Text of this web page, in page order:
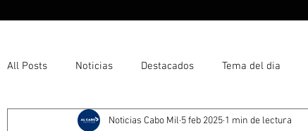
All Posts Noticias Destacados Tema del dia
Entérate Deportes La buena del día
Noticias Cabo Mil 5 feb 2025 1 min de lectura